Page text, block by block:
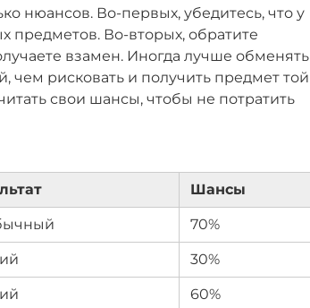
нюансов. Во-первых, убедитесь, что у
предметов. Во-вторых, обратите
взамен. Иногда лучше обменять
рисковать и получить предмет той
свои шансы, чтобы не потратить
Шансы
70%
30%
60%